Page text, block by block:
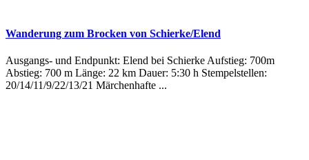
Wanderung zum Brocken von Schierke/Elend
Ausgangs- und Endpunkt: Elend bei Schierke Aufstieg: 700m
Abstieg: 700 m Länge: 22 km Dauer: 5:30 h Stempelstellen:
20/14/11/9/22/13/21 Märchenhafte ...